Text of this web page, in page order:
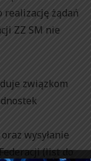
żądań
ZZ SM nie
związkom
wysyłanie
(list do